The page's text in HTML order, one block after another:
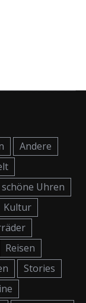
Andere
Uhren
Kultur
Reisen
Stories